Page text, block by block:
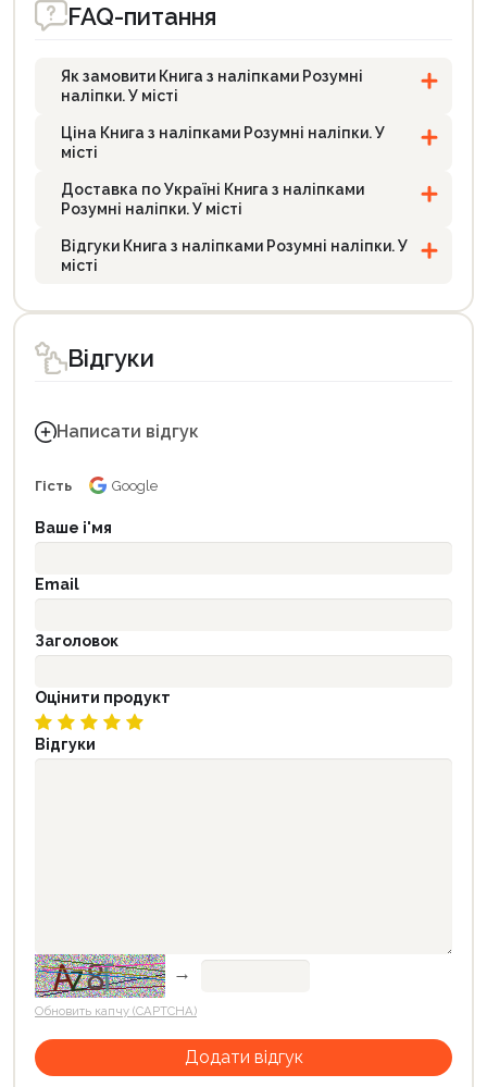
FAQ-питання
Як замовити Книга з наліпками Розумні
наліпки. У місті
Ціна Книга з наліпками Розумні наліпки. У
місті
Доставка по Україні Книга з наліпками
Розумні наліпки. У місті
Відгуки Книга з наліпками Розумні наліпки. У
місті
Відгуки
Написати відгук
Гість Google
Ваше і'мя
Email
Заголовок
Оцінити продукт
Відгуки
→
Обновить капчу (CAPTCHA)